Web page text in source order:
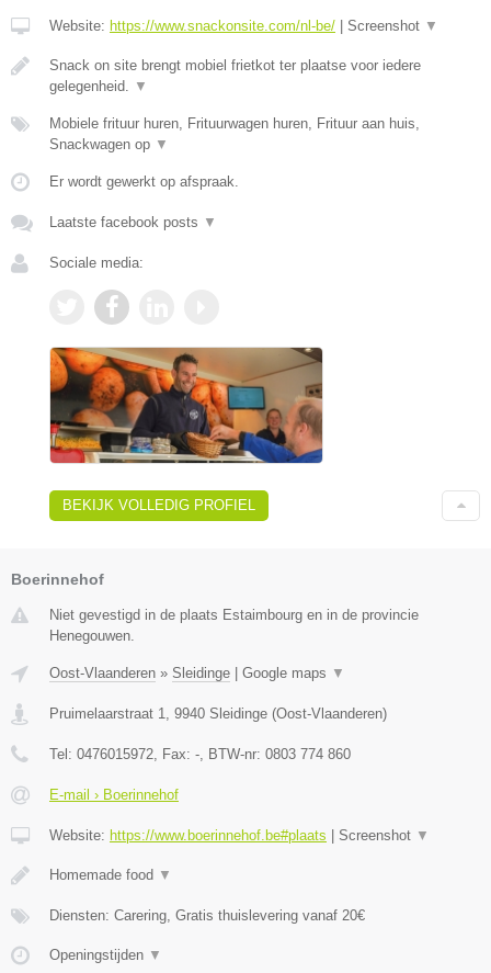
Website: https://www.snackonsite.com/nl-be/ | Screenshot ▼
Snack on site brengt mobiel frietkot ter plaatse voor iedere
gelegenheid.
▼
Mobiele frituur huren, Frituurwagen huren, Frituur aan huis,
Snackwagen op ▼
Er wordt gewerkt op afspraak.
Laatste facebook posts ▼
Sociale media:
BEKIJK VOLLEDIG PROFIEL
Boerinnehof
Niet gevestigd in de plaats Estaimbourg en in de provincie
Henegouwen.
Oost-Vlaanderen » Sleidinge | Google maps ▼
Pruimelaarstraat 1 9940 Sleidinge (Oost-Vlaanderen)
Tel: 0476015972 , Fax: - , BTW-nr: 0803 774 860
E-mail › Boerinnehof
Website: https://www.boerinnehof.be#plaats | Screenshot ▼
Homemade food ▼
Diensten: Carering, Gratis thuislevering vanaf 20€
Openingstijden ▼